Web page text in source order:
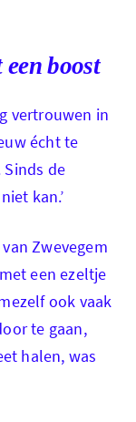
voorjaar
boost
vertrouwen in
écht te
de
kan.’
Zwevegem
een ezeltje
ook vaak
te gaan,
halen, was